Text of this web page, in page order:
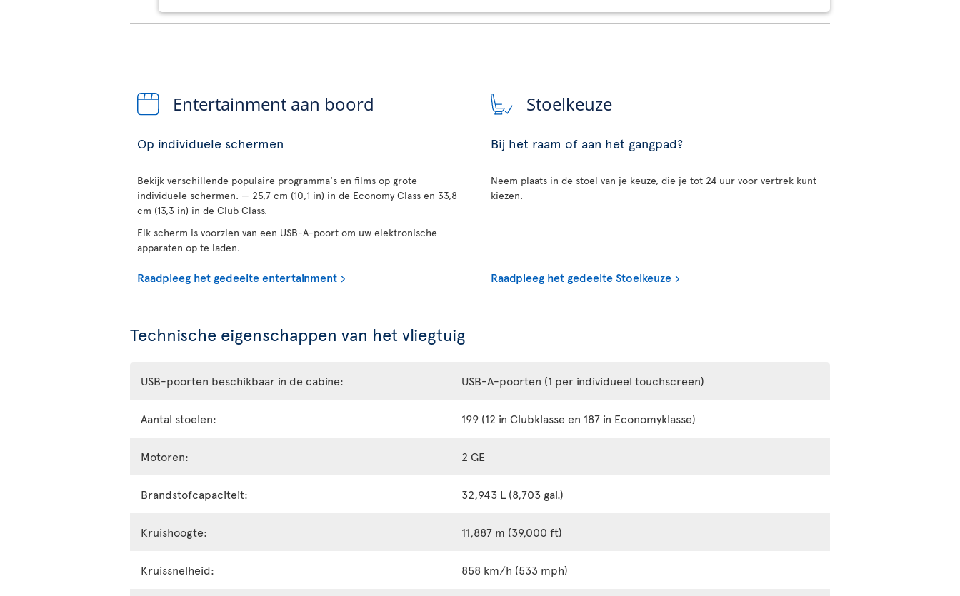
Entertainment aan boord
Op individuele schermen
Bekijk verschillende populaire programma's en films op grote
individuele schermen. — 25,7 cm (10,1 in) in de Economy Class en 33,8
cm (13,3 in) in de Club Class.
Elk scherm is voorzien van een USB-A-poort om uw elektronische
apparaten op te laden.
Raadpleeg het gedeelte entertainment
Stoelkeuze
Bij het raam of aan het gangpad?
Neem plaats in de stoel van je keuze, die je tot 24 uur voor vertrek kunt
kiezen.
Raadpleeg het gedeelte Stoelkeuze
Technische eigenschappen van het vliegtuig
USB-poorten beschikbaar in de cabine: USB-A-poorten (1 per individueel touchscreen)
Aantal stoelen: 199 (12 in Clubklasse en 187 in Economyklasse)
Motoren: 2 GE
Brandstofcapaciteit: 32,943 L (8,703 gal.)
Kruishoogte: 11,887 m (39,000 ft)
Kruissnelheid: 858 km/h (533 mph)